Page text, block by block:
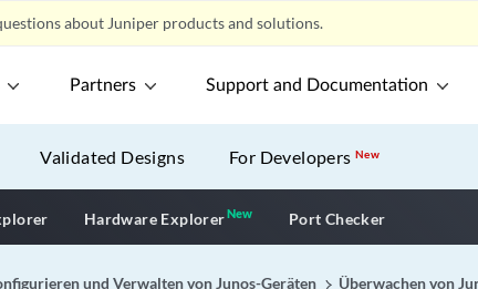
about Juniper products and solutions.
Partners Support and Documentation
Validated Designs For DevelopersNew
Hardware ExplorerNewNew application
Port Checker
und Verwalten von Junos-Geräten Überwachen von